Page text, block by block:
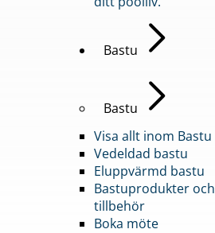
Bastu
Bastu
Visa allt inom Bastu
Vedeldad bastu
Eluppvärmd bastu
Bastuprodukter och
tillbehör
Boka möte